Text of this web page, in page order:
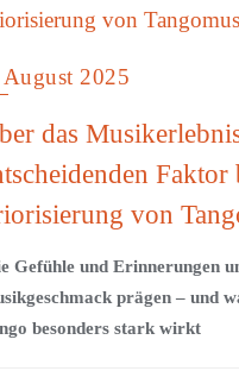
2025
das
Faktor
von
Gefühle und Erinnerungen
prägen – und
besonders stark wirkt